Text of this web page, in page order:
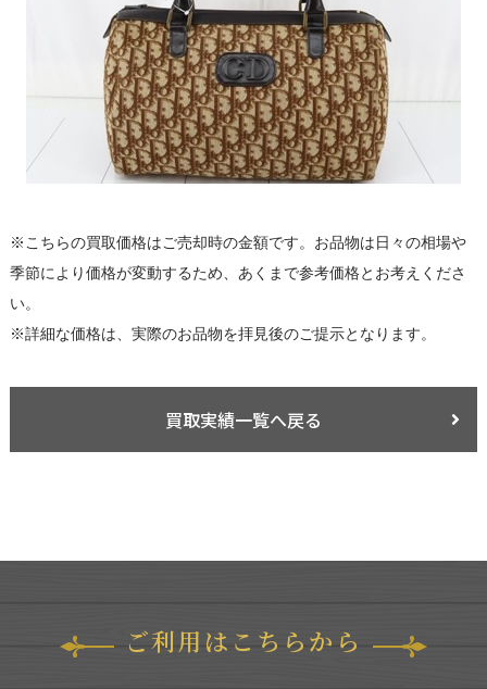
※こちらの買取価格はご売却時の金額です。お品物は日々の相場や
季節により価格が変動するため、あくまで参考価格とお考えくださ
い。
※詳細な価格は、実際のお品物を拝見後のご提示となります。
買取実績一覧へ戻る
ご利用はこちらから